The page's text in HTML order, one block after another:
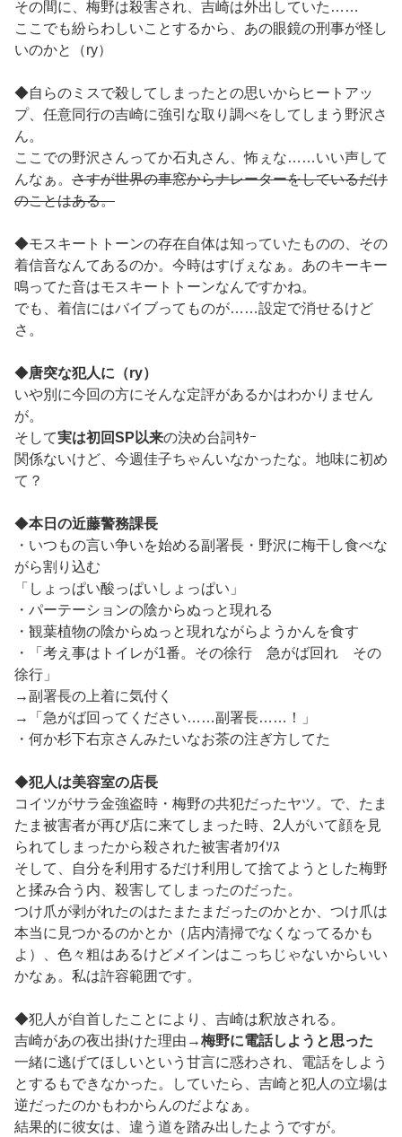
その間に、梅野は殺害され、吉崎は外出していた……
ここでも紛らわしいことするから、あの眼鏡の刑事が怪し
いのかと（ry）
◆自らのミスで殺してしまったとの思いからヒートアッ
プ、任意同行の吉崎に強引な取り調べをしてしまう野沢さ
ん。
ここでの野沢さんってか石丸さん、怖ぇな……いい声して
んなぁ。 さすが世界の車窓からナレーターをしているだけ
のことはある。
◆モスキートトーンの存在自体は知っていたものの、その
着信音なんてあるのか。今時はすげぇなぁ。あのキーキー
鳴ってた音はモスキートトーンなんですかね。
でも、着信にはバイブってものが……設定で消せるけど
さ。
◆唐突な犯人に（ry）
いや別に今回の方にそんな定評があるかはわかりません
が。
そして実は初回SP以来の決め台詞ｷﾀｰ
関係ないけど、今週佳子ちゃんいなかったな。地味に初め
て？
◆本日の近藤警務課長
・いつもの言い争いを始める副署長・野沢に梅干し食べな
がら割り込む
「しょっぱい酸っぱいしょっぱい」
・パーテーションの陰からぬっと現れる
・観葉植物の陰からぬっと現れながらようかんを食す
・「考え事はトイレが1番。その徐行 急がば回れ その
徐行」
→副署長の上着に気付く
→「急がば回ってください……副署長……！」
・何か杉下右京さんみたいなお茶の注ぎ方してた
◆犯人は美容室の店長
コイツがサラ金強盗時・梅野の共犯だったヤツ。で、たま
たま被害者が再び店に来てしまった時、2人がいて顔を見
られてしまったから殺された被害者ｶﾜｲｿｽ
そして、自分を利用するだけ利用して捨てようとした梅野
と揉み合う内、殺害してしまったのだった。
つけ爪が剥がれたのはたまたまだったのかとか、つけ爪は
本当に見つかるのかとか（店内清掃でなくなってるかも
よ）、色々粗はあるけどメインはこっちじゃないからいい
かなぁ。私は許容範囲です。
◆犯人が自首したことにより、吉崎は釈放される。
吉崎があの夜出掛けた理由→梅野に電話しようと思った
一緒に逃げてほしいという甘言に惑わされ、電話をしよう
とするもできなかった。していたら、吉崎と犯人の立場は
逆だったのかもわからんのだよなぁ。
結果的に彼女は、違う道を踏み出したようですが。